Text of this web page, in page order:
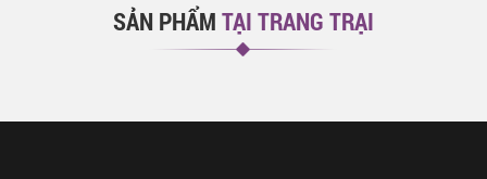
SẢN PHẨM TẠI TRANG TRẠI